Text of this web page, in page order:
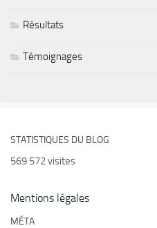
Résultats
Témoignages
STATISTIQUES DU BLOG
569 572 visites
Mentions légales
MÉTA